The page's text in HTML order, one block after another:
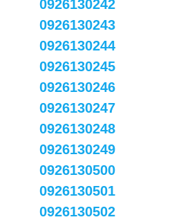
0926130242
0926130243
0926130244
0926130245
0926130246
0926130247
0926130248
0926130249
0926130500
0926130501
0926130502